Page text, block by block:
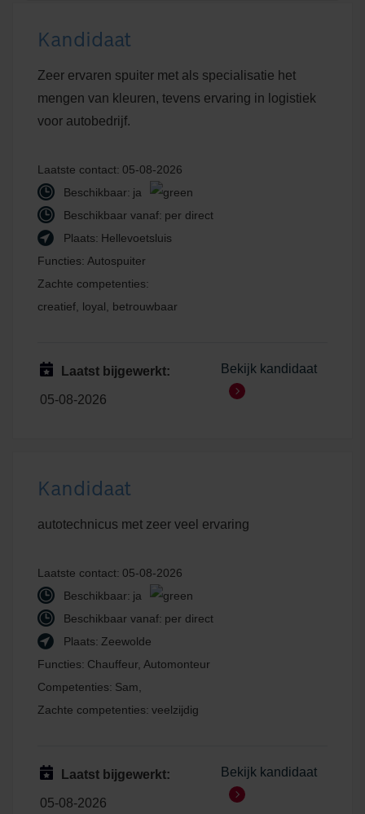
Kandidaat
Zeer ervaren spuiter met als specialisatie het
mengen van kleuren, tevens ervaring in logistiek
voor autobedrijf.
Laatste contact: 05-08-2026
Beschikbaar: ja
Beschikbaar vanaf: per direct
Plaats: Hellevoetsluis
Functies: Autospuiter
Zachte competenties:
creatief, loyal, betrouwbaar
Laatst bijgewerkt:
05-08-2026
Bekijk kandidaat
Kandidaat
autotechnicus met zeer veel ervaring
Laatste contact: 05-08-2026
Beschikbaar: ja
Beschikbaar vanaf: per direct
Plaats: Zeewolde
Functies: Chauffeur, Automonteur
Competenties: Sam,
Zachte competenties: veelzijdig
Laatst bijgewerkt:
05-08-2026
Bekijk kandidaat